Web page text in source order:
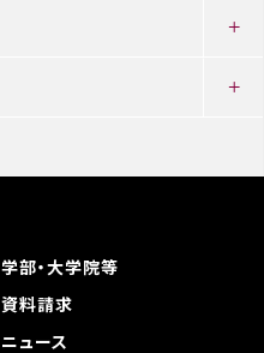
学部・大学院等
資料請求
ニュース